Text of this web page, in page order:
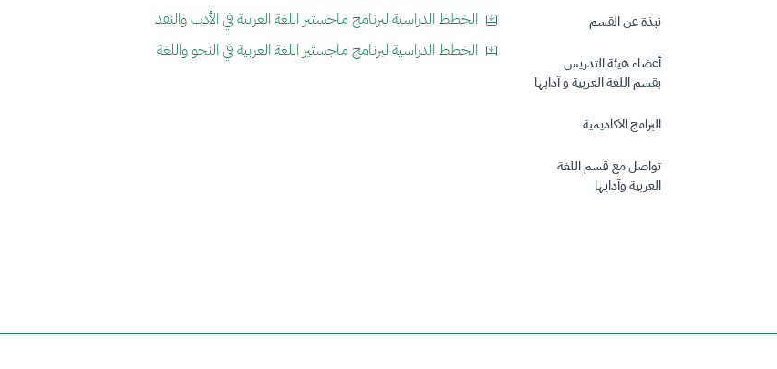
نبذة عن القسم
أعضاء هيئة التدريس
بقسم اللغة العربية و آدابها
البرامج الاكاديمية
تواصل مع قسم اللغة
العربية وآدابها
الخطط الدراسية لبرنامج ماجستير اللغة العربية في الأدب والنقد
الخطط الدراسية لبرنامج ماجستير اللغة العربية في النحو واللغة